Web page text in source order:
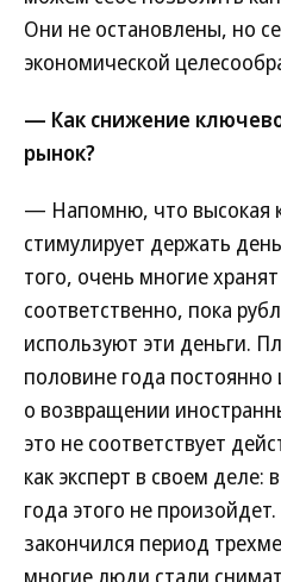
Они не остановлены, но
экономической
— Как снижение
рынок?
— Напомню, что высокая
стимулирует держать
того, очень многие
соответственно, пока
используют эти деньги.
половине года
о возвращении
это не соответствует
как эксперт в своем
года этого не
закончился период
многие люди стали